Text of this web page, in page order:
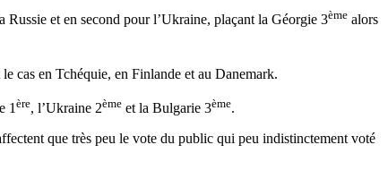
et en second pour l’Ukraine, plaçant la Géorgie 3ème alors
le cas en Tchéquie, en Finlande et au Danemark.
1 ère, l’Ukraine 2ème et la Bulgarie 3ème.
que très peu le vote du public qui peu indistinctement voté